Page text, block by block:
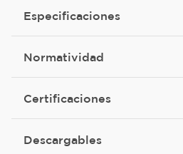
Especificaciones
Normatividad
Certificaciones
Descargables